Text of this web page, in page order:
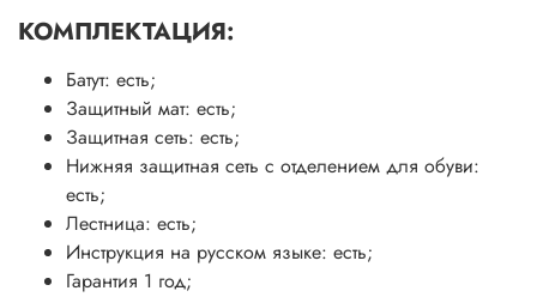
КОМПЛЕКТАЦИЯ:
Батут: есть;
Защитный мат: есть;
Защитная сеть: есть;
Нижняя защитная сеть с отделением для обуви:
есть;
Лестница: есть;
Инструкция на русском языке: есть;
Гарантия 1 год;